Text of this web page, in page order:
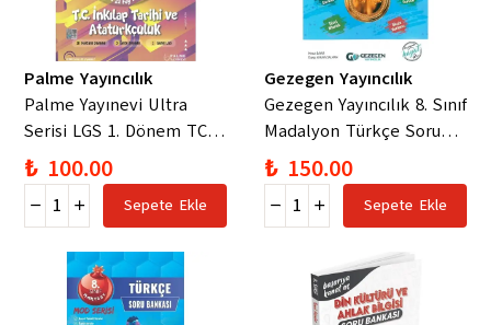
Palme Yayıncılık
Palme Yayınevi Ultra
Serisi LGS 1. Dönem TC.
İnkilap Tarihi ve
Atatürkçülük Denemeleri
₺ 100.00
Sepete Ekle
Gezegen Yayıncılık
Gezegen Yayıncılık 8. Sınıf
Madalyon Türkçe Soru
Bankası
₺ 150.00
Sepete Ekle